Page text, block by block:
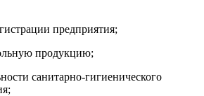
предприятия;
продукцию;
санитарно-гигиенического